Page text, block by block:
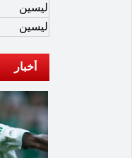
ليسين
ليسين
أخبار